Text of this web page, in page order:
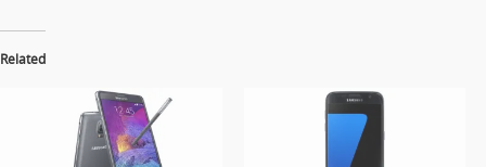
Related